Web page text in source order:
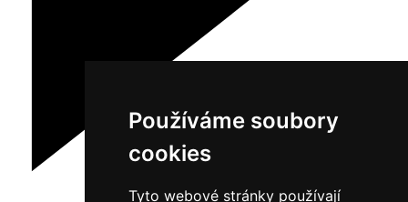
Používáme soubory
cookies
Tyto webové stránky používají